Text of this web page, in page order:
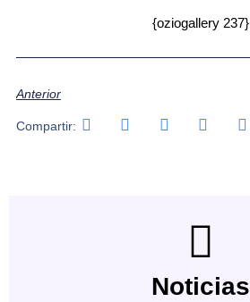
{oziogallery 237}
Anterior
Compartir:
Noticias